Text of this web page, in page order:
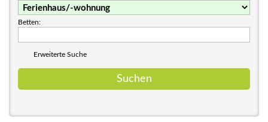
Betten:
Erweiterte Suche